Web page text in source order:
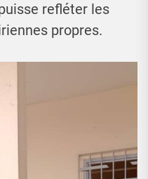
refléter les
propres.